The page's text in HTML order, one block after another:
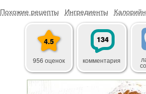
Похожие рецепты Ингредиенты
4.5
956 оценок
134
комментария